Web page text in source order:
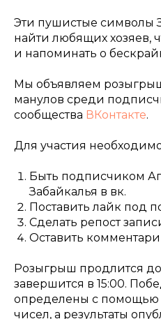
Эти пушистые символы
найти любящих хозяев,
и напоминать о
Мы объявляем
манулов среди
сообщества ВКонтакте.
Для участия
Быть подписчиком
Забайкалья в вк.
Поставить лайк под
Сделать репост
Оставить
Розыгрыш продлится
завершится в 15:00.
определены с помощью
чисел, а результаты